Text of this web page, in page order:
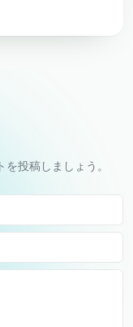
投稿しましょう。